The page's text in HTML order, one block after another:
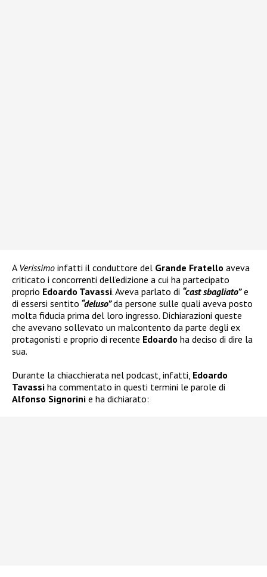
A Verissimo infatti il conduttore del Grande Fratello aveva
criticato i concorrenti dell’edizione a cui ha partecipato
proprio Edoardo Tavassi. Aveva parlato di “cast sbagliato”e
di essersi sentito “deluso”da persone sulle quali aveva posto
molta fiducia prima del loro ingresso. Dichiarazioni queste
che avevano sollevato un malcontento da parte degli ex
protagonisti e proprio di recente Edoardo ha deciso di dire la
sua.
Durante la chiacchierata nel podcast, infatti, Edoardo
Tavassi ha commentato in questi termini le parole di
Alfonso Signorini e ha dichiarato: